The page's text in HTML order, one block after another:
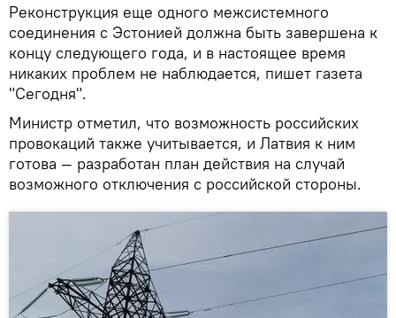
Реконструкция еще одного межсистемного
соединения с Эстонией должна быть завершена к
концу следующего года, и в настоящее время
никаких проблем не наблюдается, пишет газета
"Сегодня".
Министр отметил, что возможность российских
провокаций также учитывается, и Латвия к ним
готова — разработан план действия на случай
возможного отключения с российской стороны.